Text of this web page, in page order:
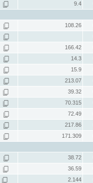
9.4
108.26
166.42
14.3
15.9
213.07
39.32
70.315
72.49
217.86
171.309
38.72
36.59
2.144